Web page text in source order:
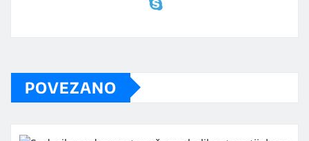
POVEZANO